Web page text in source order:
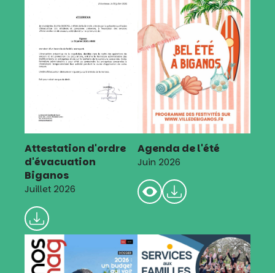
Attestation d'ordre
d'évacuation
Biganos
Juillet 2026
Agenda de l'été
Juin 2026